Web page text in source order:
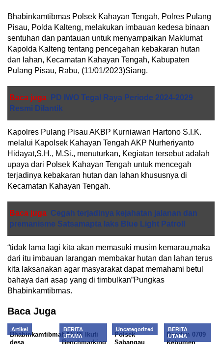
Bhabinkamtibmas Polsek Kahayan Tengah, Polres Pulang
Pisau, Polda Kalteng, melakukan imbauan kedesa binaan
sentuhan dan pantauan untuk menyampaikan Maklumat
Kapolda Kalteng tentang pencegahan kebakaran hutan
dan lahan, Kecamatan Kahayan Tengah, Kabupaten
Pulang Pisau, Rabu, (11/01/2023)Siang.
Baca juga
PD IWO Tegal Raya Periode 2024-2029
Resmi Dilantik
Kapolres Pulang Pisau AKBP Kurniawan Hartono S.I.K.
melalui Kapolsek Kahayan Tengah AKP Nurheriyanto
Hidayat,S.H., M.Si., menuturkan, Kegiatan tersebut adalah
upaya dari Polsek Kahayan Tengah untuk mencegah
terjadinya kebakaran hutan dan lahan khususnya di
Kecamatan Kahayan Tengah.
Baca juga Cegah terjadinya kejahatan jalanan dan
premanisme Satsamapta laks Blue Light Patroll
“tidak lama lagi kita akan memasuki musim kemarau,maka
dari itu imbauan larangan membakar hutan dan lahan terus
kita laksanakan agar masyarakat dapat memahami betul
bahaya dari asap yang di timbulkan”Pungkas
Bhabinkamtibmas.
Baca Juga
Artikel
Bhabinkamtibmas
desa
BERITA
UTAMA
LAN RI Ikuti
Benchmarking
Uncategorized
Polsek
Sabangau
BERITA
UTAMA
Dandim 0709
Kebumen